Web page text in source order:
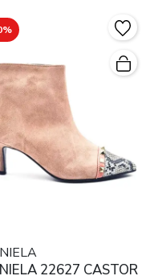
22627 CASTOR